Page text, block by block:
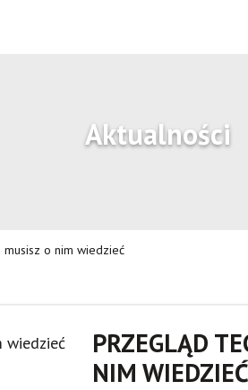
Aktualności
o nim wiedzieć
PRZEGLĄD
NIM WIEDZIEĆ